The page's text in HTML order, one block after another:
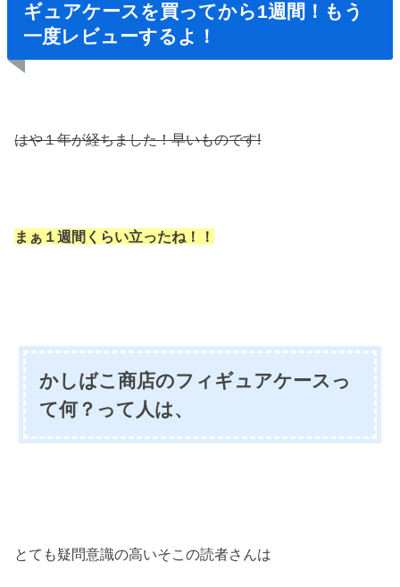
ギュアケースを買ってから1週間！もう
一度レビューするよ！
はや１年が経ちました！早いものです!
まぁ１週間くらい立ったね！！
かしばこ商店のフィギュアケースっ
て何？って人は、
とても疑問意識の高いそこの読者さんは